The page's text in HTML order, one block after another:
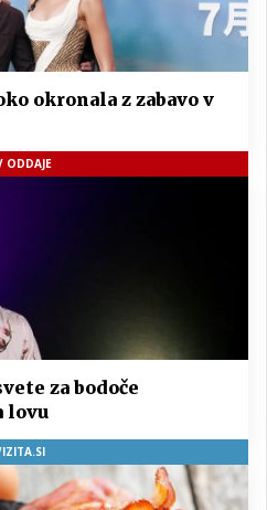
okronala z zabavo v
ODDAJE
za bodoče
lovu